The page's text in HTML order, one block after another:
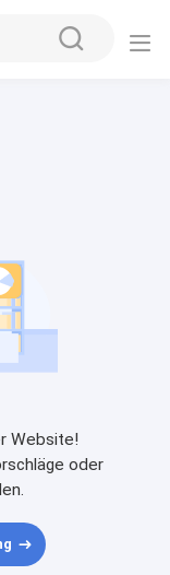
Website!
oder